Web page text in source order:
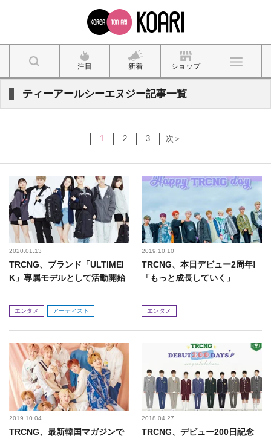
注目 新着 ショップ
ティーアールシーエヌジー記事一覧
1 2 3 次＞
2020.01.13
TRCNG、ブランド「ULTIMEI
K」専属モデルとして活動開始
エンタメ アーティスト
2019.10.10
​TRCNG、本日デビュー2周年!
「もっと成長していく」
エンタメ
2019.10.04
​TRCNG、最新韓国マガジンで
2018.04.27
TRCNG、デビュー200日記念